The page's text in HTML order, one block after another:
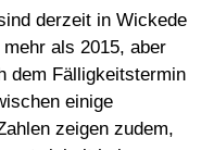
derzeit in Wickede
als 2015, aber
dem Fälligkeitstermin
einige
zeigen zudem,